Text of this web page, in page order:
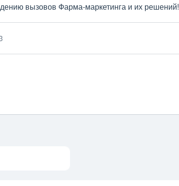
вызовов Фарма-маркетинга и их решений!